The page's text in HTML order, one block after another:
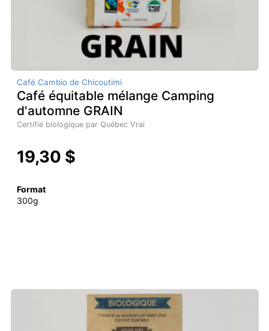
Café Cambio de Chicoutimi
Café équitable mélange Camping
d'automne GRAIN
Certifié biologique par Québec Vrai
19,30 $
Format
300g